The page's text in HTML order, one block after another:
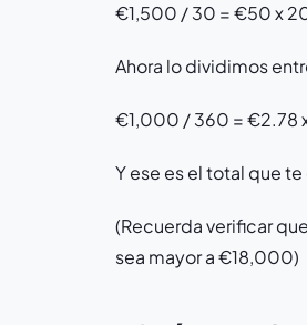
€1,500 / 30 = €50 x
Ahora lo dividimos
€1,000 / 360 = €2.78
Y ese es el total que
(Recuerda verificar
sea mayor a €18,000)